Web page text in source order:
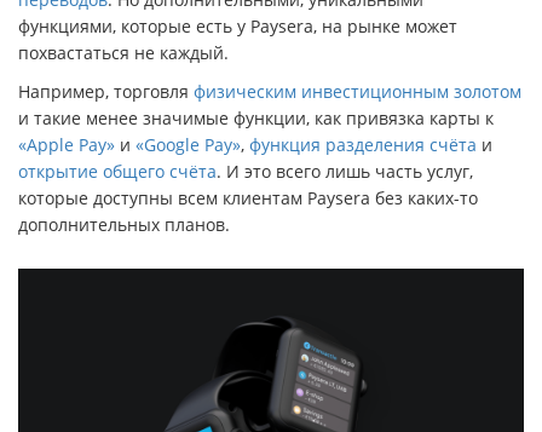
функциями, которые есть у Paysera, на рынке может
похвастаться не каждый.
Например, торговля физическим инвестиционным золотом
и такие менее значимые функции, как привязка карты к
«Apple Pay» и «Google Pay», функция разделения счёта и
открытие общего счёта. И это всего лишь часть услуг,
которые доступны всем клиентам Раysera без каких-то
дополнительных планов.